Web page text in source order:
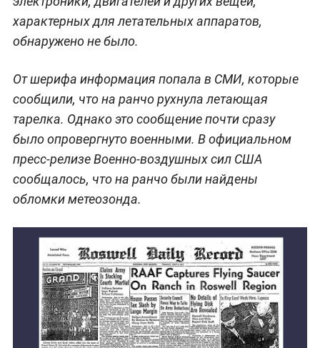
характерных для летательных аппаратов,
обнаружено не было.
От шерифа информация попала в СМИ, которые
сообщили, что на ранчо рухнула летающая
тарелка. Однако это сообщение почти сразу
было опровергнуто военными. В официальном
пресс-релизе Военно-воздушных сил США
сообщалось, что на ранчо были найдены
обломки метеозонда.